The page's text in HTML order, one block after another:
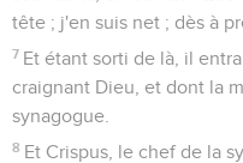
tête ; j'en suis net ; dès à
7 Et étant sorti de là, il
craignant Dieu, et dont la
synagogue.
8 Et Crispus, le chef de la